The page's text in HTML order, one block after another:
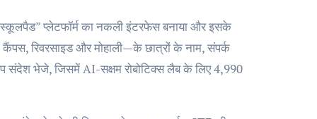
प्लेटफॉर्म का नकली इंटरफेस बनाया और इसके
रिवरसाइड और मोहाली—के छात्रों के नाम, संपर्क
संदेश भेजे, जिसमें AI-सक्षम रोबोटिक्स लैब के लिए 4,990